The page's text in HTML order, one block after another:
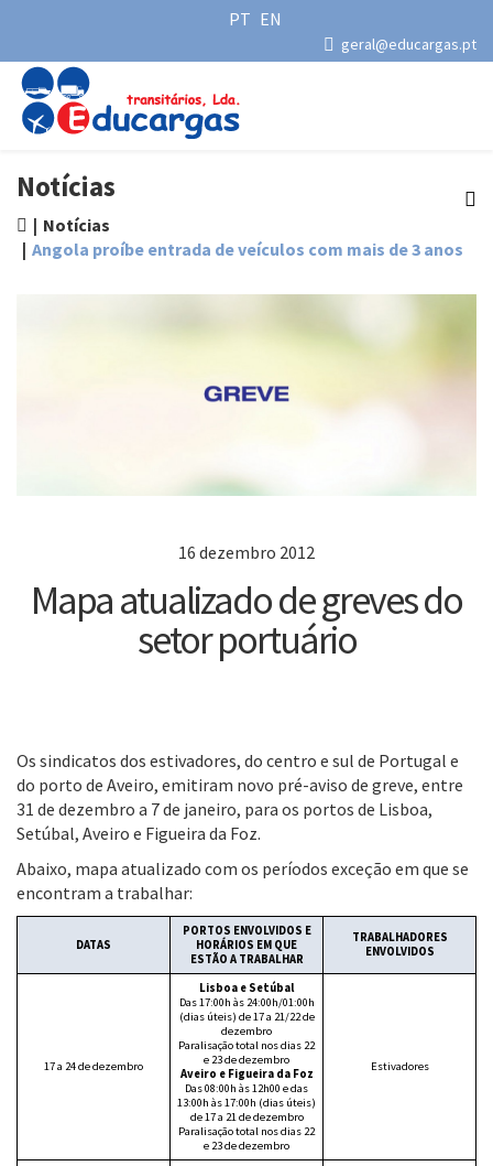
PT EN
geral@educargas.pt
Notícias
Notícias
Angola proíbe entrada de veículos com mais de 3 anos
16 dezembro 2012
Mapa atualizado de greves do
setor portuário
Os sindicatos dos estivadores, do centro e sul de Portugal e
do porto de Aveiro, emitiram novo pré-aviso de greve, entre
31 de dezembro a 7 de janeiro, para os portos de Lisboa,
Setúbal, Aveiro e Figueira da Foz.
Abaixo, mapa atualizado com os períodos exceção em que se
encontram a trabalhar:
DATAS
PORTOS ENVOLVIDOS E
HORÁRIOS EM QUE
ESTÃO A TRABALHAR
TRABALHADORES
ENVOLVIDOS
17 a 24 de dezembro
Lisboa e Setúbal
Das 17:00h às 24:00h/01:00h
(dias úteis) de 17 a 21/22 de
dezembro
Paralisação total nos dias 22
e 23 de dezembro
Aveiro e Figueira da Foz
Das 08:00h às 12h00 e das
13:00h às 17:00h (dias úteis)
de 17 a 21 de dezembro
Paralisação total nos dias 22
e 23 de dezembro
Estivadores